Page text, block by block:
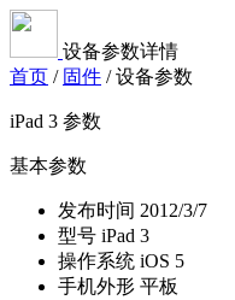
设备参数详情
首页 / 固件 / 设备参数
iPad 3 参数
基本参数
发布时间 2012/3/7
型号 iPad 3
操作系统 iOS 5
手机外形 平板